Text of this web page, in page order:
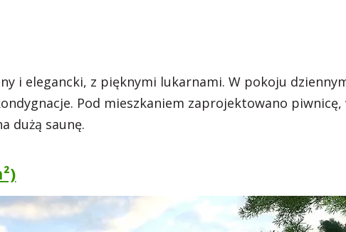
i elegancki, z pięknymi lukarnami. W pokoju
Pod mieszkaniem zaprojektowano piwnicę,
dużą saunę.